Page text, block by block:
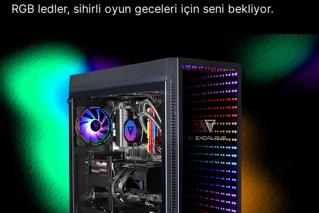
RGB ledler, sihirli oyun geceleri için seni bekliyor.